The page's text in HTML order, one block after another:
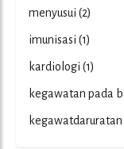
menyusui (2)
imunisasi (1)
kardiologi (1)
kegawatan pada
kegawatdaruratan